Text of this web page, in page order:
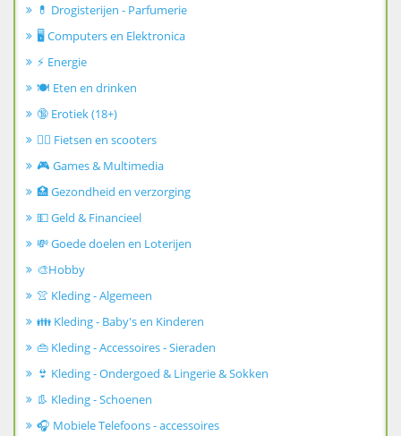
💊 Drogisterijen - Parfumerie
🖥️ Computers en Elektronica
⚡ Energie
🍽️ Eten en drinken
🔞 Erotiek (18+)
🚴‍♂️ Fietsen en scooters
🎮 Games & Multimedia
🏥 Gezondheid en verzorging
💵 Geld & Financieel
💸 Goede doelen en Loterijen
🎨Hobby
👚 Kleding - Algemeen
👪 Kleding - Baby's en Kinderen
👜 Kleding - Accessoires - Sieraden
👙 Kleding - Ondergoed & Lingerie & Sokken
👢 Kleding - Schoenen
🎧 Mobiele Telefoons - accessoires